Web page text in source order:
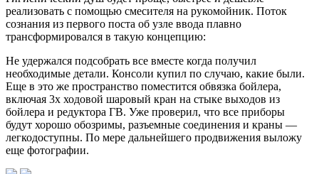
реализовать с помощью смесителя на рукомойник. Поток
сознания из первого поста об узле ввода плавно
трансформировался в такую концепцию:
Не удержался подсобрать все вместе когда получил
необходимые детали. Консоли купил по случаю, какие были.
Еще в это же пространство поместится обвязка бойлера,
включая 3х ходовой шаровый кран на стыке выходов из
бойлера и редуктора ГВ. Уже проверил, что все приборы
будут хорошо обозримы, разъемные соединения и краны —
легкодоступны. По мере дальнейшего продвижения выложу
еще фотографии.